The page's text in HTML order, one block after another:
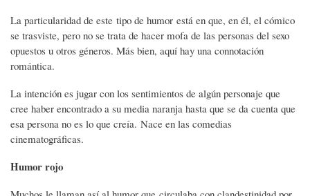
La particularidad de este tipo de humor está en que, en él, el cómico
se trasviste, pero no se trata de hacer mofa de las personas del sexo
opuestos u otros géneros. Más bien, aquí hay una connotación
romántica.
La intención es jugar con los sentimientos de algún personaje que
cree haber encontrado a su media naranja hasta que se da cuenta que
esa persona no es lo que creía. Nace en las comedias
cinematográficas.
Humor rojo